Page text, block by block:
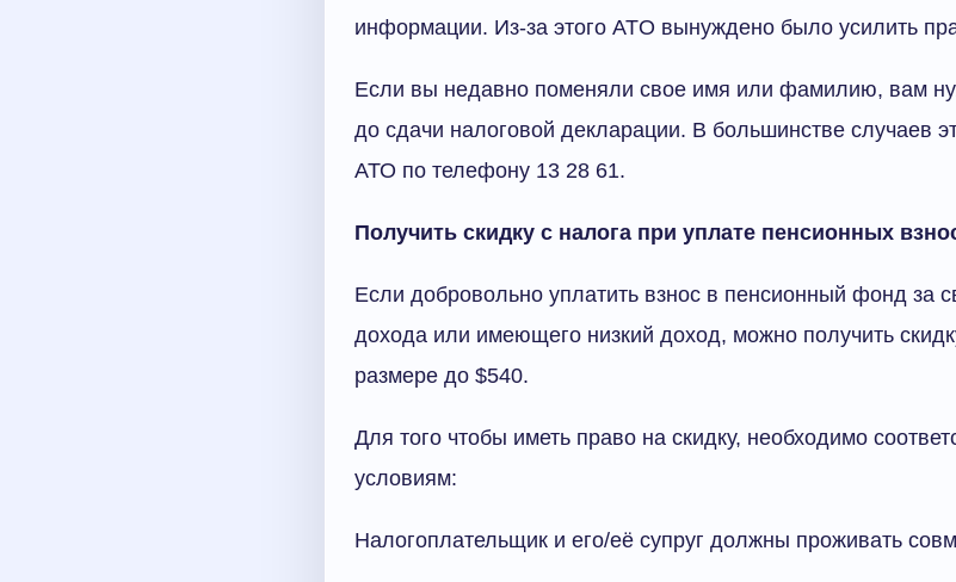
информации. Из-за этого ATO вынуждено было усилить
Если вы недавно поменяли свое имя или фамилию, вам
до сдачи налоговой декларации. В большинстве случаев
АТО по телефону 13 28 61.
Получить скидку с налога при уплате пенсионных
Если добровольно уплатить взнос в пенсионный фонд за
дохода или имеющего низкий доход, можно получить
размере до $540.
Для того чтобы иметь право на скидку, необходимо
условиям:
Налогоплательщик и его/её супруг должны проживать